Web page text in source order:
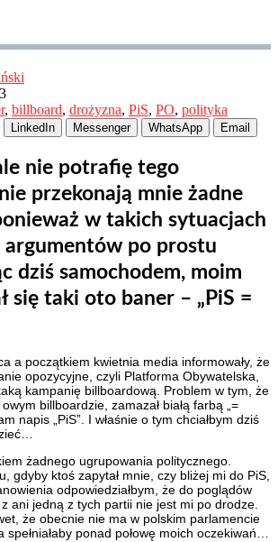
, billboard, drożyzna, PiS, PO, polityka
LinkedIn Messenger WhatsApp Email
nie potrafię tego
przekonają mnie żadne
w takich sytuacjach
argumentów po prostu
dziś samochodem, moim
się taki oto baner – „PiS =
a początkiem kwietnia media informowały, że
opozycyjne, czyli Platforma Obywatelska,
kampanię billboardową. Problem w tym, że
billboardzie, zamazał białą farbą „=
napis „PiS”. I właśnie o tym chciałbym dziś
żadnego ugrupowania politycznego.
gdyby ktoś zapytał mnie, czy bliżej mi do PiS,
odpowiedziałbym, że do poglądów
ani jedną z tych partii nie jest mi po drodze.
że obecnie nie ma w polskim parlamencie
ponad połowę moich oczekiwań…